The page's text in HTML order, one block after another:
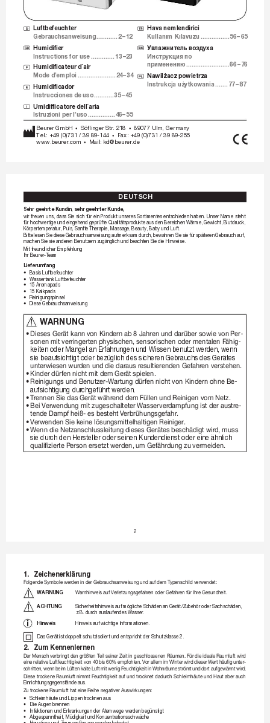
D Luftbefeuchter T
Hava nemlendirici
Gebrauchsanweisung ............2 – 12 Kullanım Kılavuzu ................56 – 65
G Humidiﬁer r Увлажнитель воздуха
Instructions for use ............. 13 – 23 Инструкция по
применению ........................66– 76
F
Humidiﬁcateur d´air
Mode d’emploi .....................24 – 34 Q
Nawilżacz powietrza
Instrukcja użytkowania ....... 77 – 87
E Humidiﬁcador
Instrucciones de uso ...........35 – 45
I
Umidifﬁcatore dell´aria
Istruzioni per l’uso ...............46 – 55
Beurer GmbH • Söﬂinger Str. 218 •
89077 Ulm, Germany
Tel.: +49 (0) 731 / 39 89-144 • Fax: +49 (0) 731 / 39 89-255
www.beurer.com • Mail: kd@beurer.de
DEUTSC H
Sehr geehrte Kundin, sehr geehrter Kunde,
wir freuen uns, dass Sie sich für ein Produkt unseres Sortimentes entschieden haben. Unser Name steht
für hochwertige und eingehend geprüfte Qualitätsprodukte aus den Bereichen Wärme, Gewicht, Blutdruck,
Körpertemperatur, Puls, Sanfte Therapie, Massage, Beauty, Baby und Luft.
Bitte lesen Sie diese Gebrauchsanweisung aufmerksam durch, bewahren Sie sie für späteren Gebrauch auf,
machen Sie sie anderen Benutzern zugänglich und beachten Sie die Hinweise.
Mit freundlicher Empfehlung
Ihr Beurer-Team
Lieferumfang
•
Basis Luftbefeuchter
•
Wassertank Luftbefeuchter
•
15 Aromapads
•
15 Kalkpads
•
Reinigungspinsel
•
Diese Gebrauchsanweisung
   W
ARNUNG
•DiesesGerätkann vonKindernab8JahrenunddarübersowievonPer-
sonenmitverringertenphysischen,sensorischenodermentalenFähig-
keiten oder Mangel an Erfahrungen und Wissen benutzt werden, wenn
sie beaufsichtigt oder bezüglich des sicheren Gebrauchs des Gerätes
unterwiesenwurdenunddiedarausresultierendenGefahrenverstehen.
•KinderdürfennichtmitdemGerätspielen.
•ReinigungsundBenutzer-WartungdürfennichtvonKindernohneBe-
aufsichtigung durchgeführt werden.
•TrennenSiedasGerätwährenddemFüllenundReinigenvomNetz.
•BeiVerwendungmitzugeschalteterWasserverdampfungistderaustre-
tendeDampfheiß-esbestehtVerbrühungsgefahr.
•VerwendenSiekeinelösungsmittelhaltigenReiniger.
•WenndieNetzanschlussleitungdiesesGerätesbeschädigtwird,muss
sie durch den Hersteller oder seinen Kundendienst oder eine ähnlich
qualifiziertePersonersetztwerden,umGefährdungzuvermeiden.
2
1. Zeichenerklärung
FolgendeSymbolewerdeninderGebrauchsanweisungundaufdemTypenschildverwendet:
WARNUNG WarnhinweisaufVerletzungsgefahrenoderGefahrenfürIhreGesundheit.
ACHTUNG Sicherheitshinweis auf mögliche Schäden an Gerät /Zubehör oder Sachschäden,
z.B. durch auslaufendes Wasser.
Hinweis Hinweis auf wichtige Informationen.
Das Gerät ist doppelt schutzisoliert und entspricht der Schutzklasse 2.
2. Zum Kennenlernen
Der Menschverbringt dengrößtenTeil seinerZeitin geschlossenen Räumen. Fürdie idealeRaumluft wird
einerelativeLuftfeuchtigkeitvon40bis60%empfohlen.VorallemimWinterwirddieserWerthäufigunter-
schritten, wenn beim Lüften kalte Luftmitwenig Feuchtigkeitin Wohnräumeströmtunddort aufgewärmtwird.
Diese trockeneRaumluft nimmt Feuchtigkeit auf und trocknetdadurch Schleimhäute und Haut aberauch
Einrichtungsgegenstände aus.
Zu trockeneRaumlufthateineReihenegativerAuswirkungen:
•
Schleimhäute und Lippen trocknen aus
•
Die Augen brennen
•
Infektionen und Erkrankungen der Atemwege werden begünstigt
•
Abgespanntheit, Müdigkeit und Konzentrationsschwäche